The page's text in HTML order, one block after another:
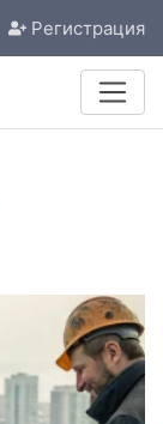
Регистрация